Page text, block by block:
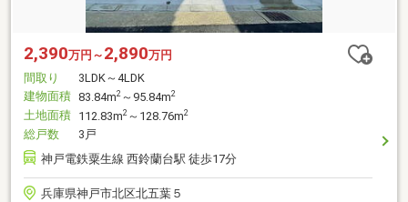
2,390万円～ 2,890万円
間取り
3LDK～4LDK
建物面積 83.84m2 ～95.84m2
土地面積 112.83m2 ～128.76m2
総戸数
3戸
神戸電鉄粟生線 西鈴蘭台駅 徒歩17分
兵庫県神戸市北区北五葉５